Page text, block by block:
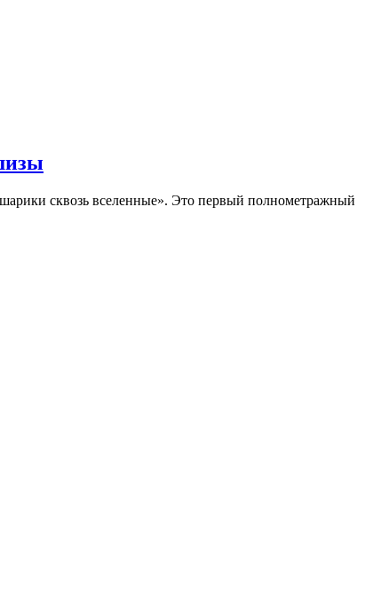
сквозь вселенные». Это первый полнометражный